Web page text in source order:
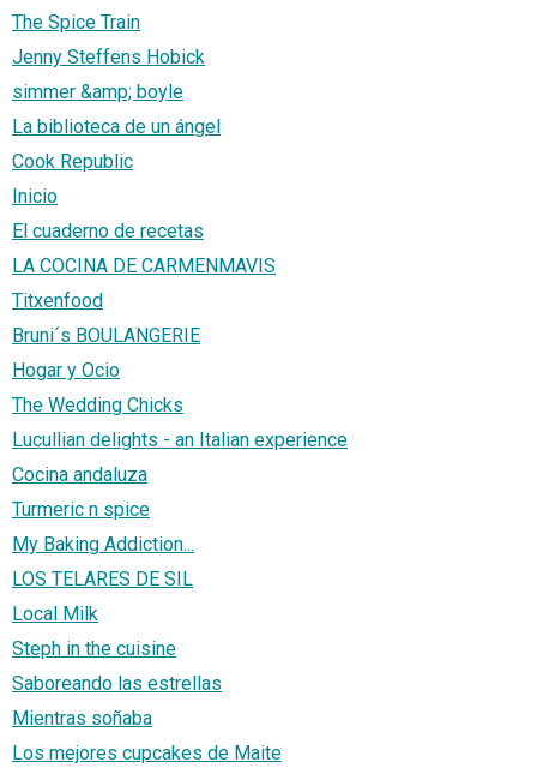
The Spice Train
Jenny Steffens Hobick
simmer &amp; boyle
La biblioteca de un ángel
Cook Republic
Inicio
El cuaderno de recetas
LA COCINA DE CARMENMAVIS
Titxenfood
Bruni´s BOULANGERIE
Hogar y Ocio
The Wedding Chicks
Lucullian delights - an Italian experience
Cocina andaluza
Turmeric n spice
My Baking Addiction...
LOS TELARES DE SIL
Local Milk
Steph in the cuisine
Saboreando las estrellas
Mientras soñaba
Los mejores cupcakes de Maite